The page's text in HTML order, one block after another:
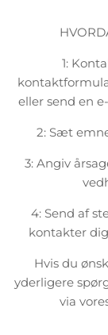
1:
eller send en
2: Sæt
3: Angiv
4: Send af
kontakter
Hvis du
yderligere
via